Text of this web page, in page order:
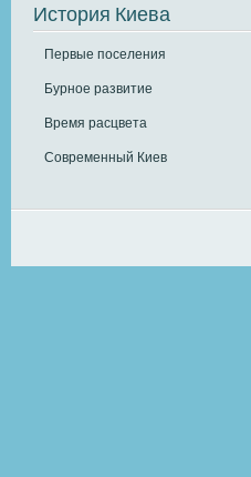
История Киева
Первые поселения
Бурное развитие
Время расцвета
Современный Киев